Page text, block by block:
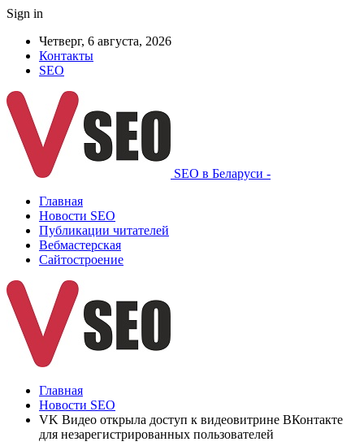
Sign in
Четверг, 6 августа, 2026
Контакты
SEO
SEO в Беларуси -
Главная
Новости SEO
Публикации читателей
Вебмастерская
Сайтостроение
Главная
Новости SEO
VK Видео открыла доступ к видеовитрине ВКонтакте
для незарегистрированных пользователей